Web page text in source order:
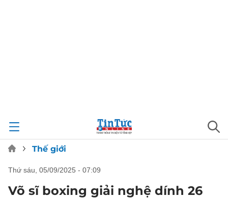
Thế giới
thứ sáu, 05/09/2025 - 07:09
Võ sĩ boxing giải nghệ dính 26